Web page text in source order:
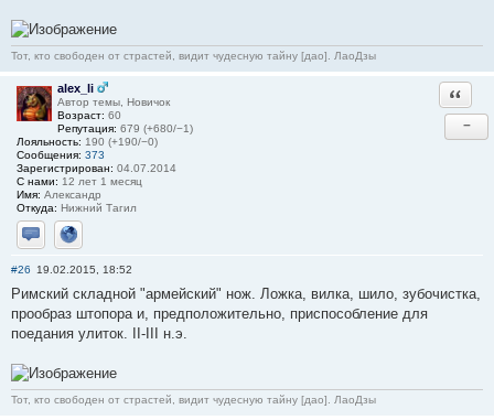
Тот, кто свободен от страстей, видит чудесную тайну [дао]. ЛаоДзы
alex_li
Автор темы, Новичок
Возраст: 60
Репутация: 679 (+680/−1)
Лояльность: 190 (+190/−0)
Сообщения: 373
Зарегистрирован: 04.07.2014
С нами: 12 лет 1 месяц
Имя: Александр
Откуда: Нижний Тагил
Отправить личное сообщение
Сайт
−
#26 19.02.2015, 18:52
Римский складной "армейский" нож. Ложка, вилка, шило, зубочистка,
прообраз штопора и, предположительно, приспособление для
поедания улиток. II-III н.э.
Тот, кто свободен от страстей, видит чудесную тайну [дао]. ЛаоДзы